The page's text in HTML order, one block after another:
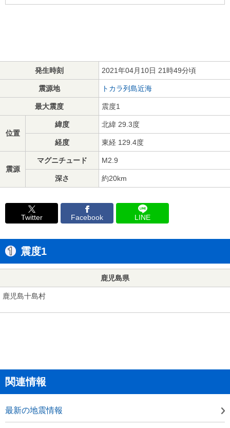
発生時刻 2021年04月10日 21時49分頃
震源地 トカラ列島近海
最大震度 震度1
位置
緯度 北緯 29.3度
経度 東経 129.4度
震源
マグニチュード M2.9
深さ 約20km
Twitter Facebook LINE
震度1
鹿児島県
鹿児島十島村
関連情報
最新の地震情報